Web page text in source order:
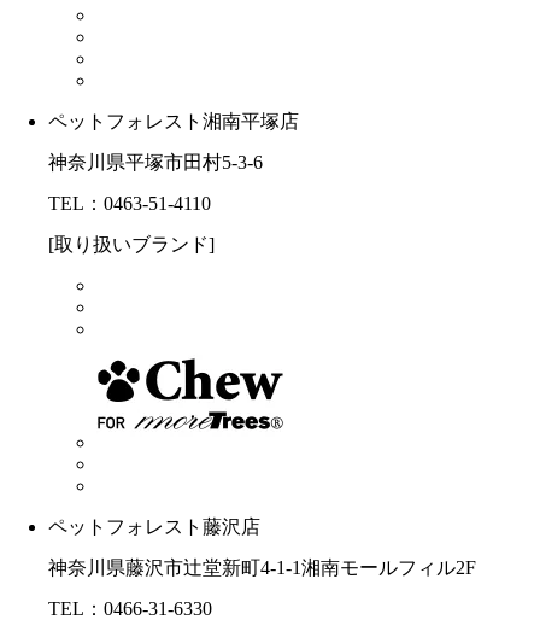
ペットフォレスト湘南平塚店
神奈川県平塚市田村5-3-6
TEL：0463-51-4110
[取り扱いブランド]
ペットフォレスト藤沢店
神奈川県藤沢市辻堂新町4-1-1湘南モールフィル2F
TEL：0466-31-6330